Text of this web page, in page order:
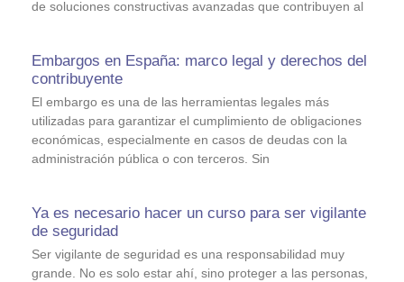
de soluciones constructivas avanzadas que contribuyen al
Embargos en España: marco legal y derechos del
contribuyente
El embargo es una de las herramientas legales más
utilizadas para garantizar el cumplimiento de obligaciones
económicas, especialmente en casos de deudas con la
administración pública o con terceros. Sin
Ya es necesario hacer un curso para ser vigilante
de seguridad
Ser vigilante de seguridad es una responsabilidad muy
grande. No es solo estar ahí, sino proteger a las personas,